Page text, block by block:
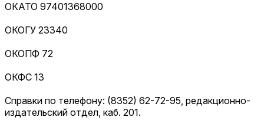
ОКАТО 97401368000
ОКОГУ 23340
ОКОПФ 72
ОКФС 13
Справки по телефону: (8352) 62-72-95, редакционно-
издательский отдел, каб. 201.